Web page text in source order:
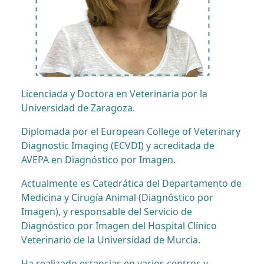
Licenciada y Doctora en Veterinaria por la
Universidad de Zaragoza.
Diplomada por el European College of Veterinary
Diagnostic Imaging (ECVDI) y acreditada de
AVEPA en Diagnóstico por Imagen.
Actualmente es Catedrática del Departamento de
Medicina y Cirugía Animal (Diagnóstico por
Imagen), y responsable del Servicio de
Diagnóstico por Imagen del Hospital Clínico
Veterinario de la Universidad de Murcia.